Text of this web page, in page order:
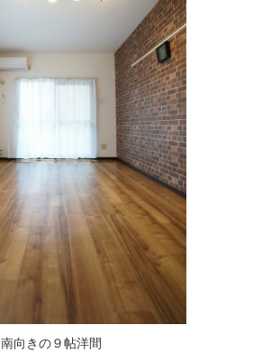
南向きの９帖洋間